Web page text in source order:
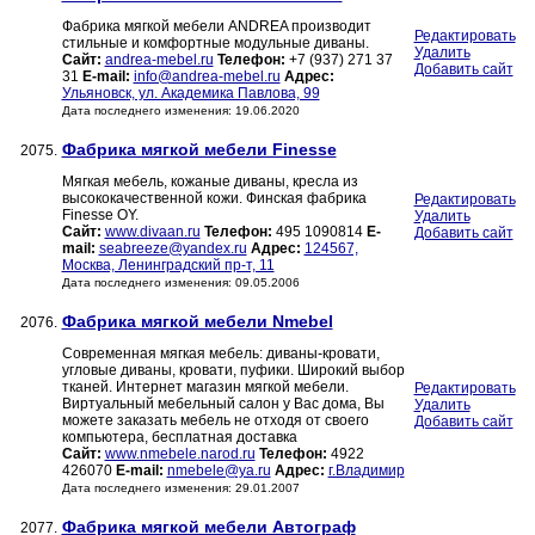
Фабрика мягкой мебели ANDREA производит
стильные и комфортные модульные диваны.
Сайт: andrea-mebel.ru Телефон: +7 (937) 271 37
31 E-mail: info@andrea-mebel.ru Адрес:
Ульяновск, ул. Академика Павлова, 99
Дата последнего изменения: 19.06.2020
Редактировать
Удалить
Добавить сайт
2075. Фабрика мягкой мебели Finesse
Мягкая мебель, кожаные диваны, кресла из
высококачественной кожи. Финская фабрика
Finesse OY.
Сайт: www.divaan.ru Телефон: 495 1090814 E-
mail: seabreeze@yandex.ru Адрес: 124567,
Москва, Ленинградский пр-т, 11
Дата последнего изменения: 09.05.2006
Редактировать
Удалить
Добавить сайт
2076. Фабрика мягкой мебели Nmebel
Современная мягкая мебель: диваны-кровати,
угловые диваны, кровати, пуфики. Широкий выбор
тканей. Интернет магазин мягкой мебели.
Виртуальный мебельный салон у Вас дома, Вы
можете заказать мебель не отходя от своего
компьютера, бесплатная доставка
Сайт: www.nmebele.narod.ru Телефон: 4922
426070 E-mail: nmebele@ya.ru Адрес: г.Владимир
Дата последнего изменения: 29.01.2007
Редактировать
Удалить
Добавить сайт
2077. Фабрика мягкой мебели Автограф